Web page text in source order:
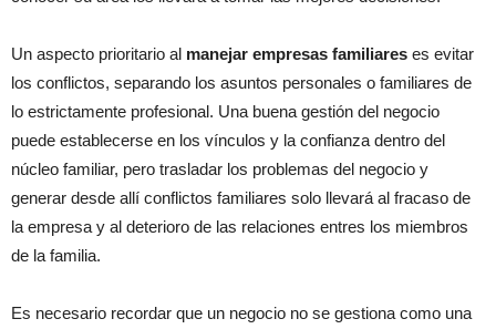
Un aspecto prioritario al manejar empresas familiares es evitar
los conflictos, separando los asuntos personales o familiares de
lo estrictamente profesional. Una buena gestión del negocio
puede establecerse en los vínculos y la confianza dentro del
núcleo familiar, pero trasladar los problemas del negocio y
generar desde allí conflictos familiares solo llevará al fracaso de
la empresa y al deterioro de las relaciones entres los miembros
de la familia.
Es necesario recordar que un negocio no se gestiona como una